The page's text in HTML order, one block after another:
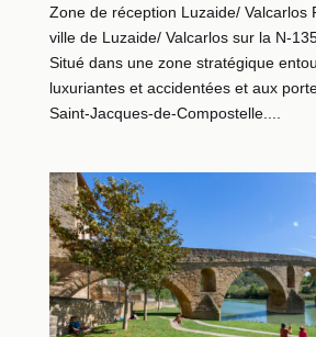
Zone de réception Luzaide/ Valcarlos
ville de Luzaide/ Valcarlos sur la N-
Situé dans une zone stratégique
luxuriantes et accidentées et aux
Saint-Jacques-de-Compostelle....